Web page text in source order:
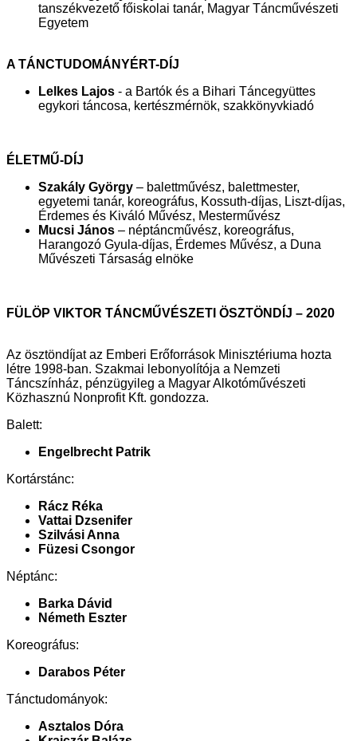
tanszékvezető főiskolai tanár, Magyar Táncművészeti
Egyetem
A TÁNCTUDOMÁNYÉRT-DÍJ
Lelkes Lajos - a Bartók és a Bihari Táncegyüttes
egykori táncosa, kertészmérnök, szakkönyvkiadó
ÉLETMŰ-DÍJ
Szakály György – balettművész, balettmester,
egyetemi tanár, koreográfus, Kossuth-díjas, Liszt-díjas,
Érdemes és Kiváló Művész, Mesterművész
Mucsi János – néptáncművész, koreográfus,
Harangozó Gyula-díjas, Érdemes Művész, a Duna
Művészeti Társaság elnöke
FÜLÖP VIKTOR TÁNCMŰVÉSZETI ÖSZTÖNDÍJ – 2020
Az ösztöndíjat az Emberi Erőforrások Minisztériuma hozta
létre 1998-ban. Szakmai lebonyolítója a Nemzeti
Táncszínház, pénzügyileg a Magyar Alkotóművészeti
Közhasznú Nonprofit Kft. gondozza.
Balett:
Engelbrecht Patrik
Kortárstánc:
Rácz Réka
Vattai Dzsenifer
Szilvási Anna
Füzesi Csongor
Néptánc:
Barka Dávid
Németh Eszter
Koreográfus:
Darabos Péter
Tánctudományok:
Asztalos Dóra